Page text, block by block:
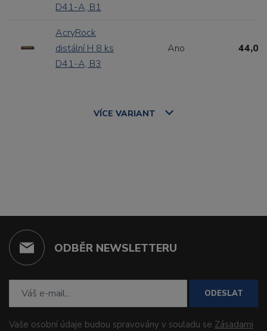
D41-A, B1
AcryRock
distální H 8 ks
D41-A, B3
Ano 44,00
VÍCE VARIANT
ODBĚR NEWSLETTERU
ODESLAT
Vaše osobní údaje budou spravovány v souladu se Zásadami